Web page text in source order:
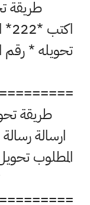
طريقة تحويل
* رقم الهاتف
طريقة تحويل
تحويل الرصيد